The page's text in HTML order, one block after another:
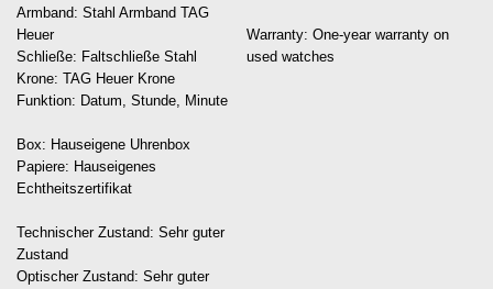
Armband: Stahl Armband TAG
Heuer
Schließe: Faltschließe Stahl
Krone: TAG Heuer Krone
Funktion: Datum, Stunde, Minute
Box: Hauseigene Uhrenbox
Papiere: Hauseigenes
Echtheitszertifikat
Technischer Zustand: Sehr guter
Zustand
Optischer Zustand: Sehr guter
Warranty: One-year warranty on